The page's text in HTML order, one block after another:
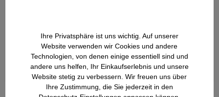
Handstrick
Ihre Privatsphäre ist uns wichtig. Auf unserer
Website verwenden wir Cookies und andere
Technologien, von denen einige essentiell sind und
andere uns helfen, Ihr Einkaufserlebnis und unsere
Website stetig zu verbessern. Wir freuen uns über
Ihre Zustimmung, die Sie jederzeit in den